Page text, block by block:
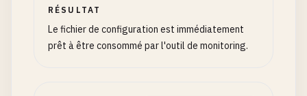
RÉSULTAT
Le fichier de configuration est immédiatement
prêt à être consommé par l'outil de monitoring.